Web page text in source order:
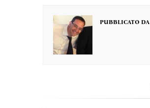
PUBBLICATO DA